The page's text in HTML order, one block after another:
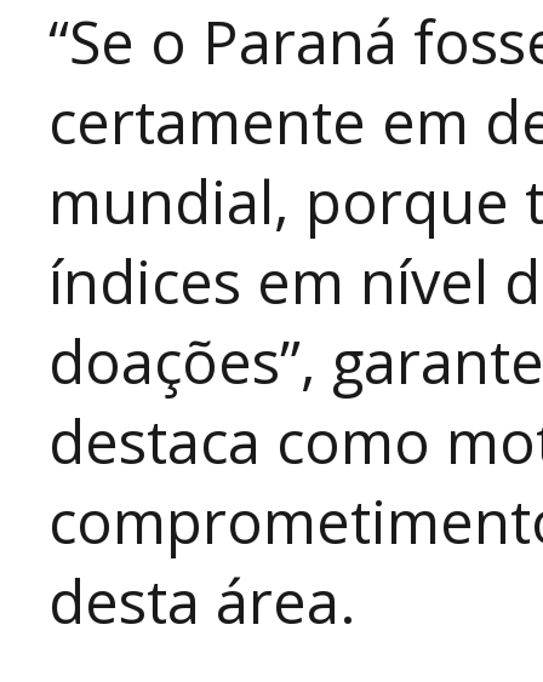
“Se o Paraná
certamente em
mundial, porque
índices em nível
doações”,
destaca como
desta área.